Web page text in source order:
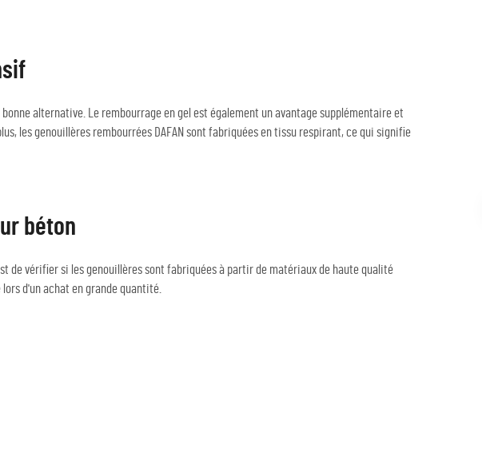
alternative. Le rembourrage en gel est également un avantage supplémentaire et
les genouillères rembourrées DAFAN sont fabriquées en tissu respirant, ce qui signifie
béton
de vérifier si les genouillères sont fabriquées à partir de matériaux de haute qualité
d'un achat en grande quantité.